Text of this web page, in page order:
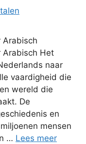
Arabisch
Arabisch Het
naar
vaardigheid die
wereld die
De
en
mensen
… Lees meer